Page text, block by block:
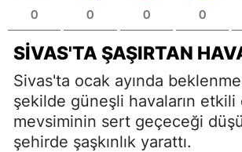
0 0 0 0
SIVAS'TA ŞAŞIRTAN
Sivas'ta ocak ayında
şekilde güneşli havaların etkili
mevsiminin sert geçeceği
şehirde şaşkınlık yarattı.